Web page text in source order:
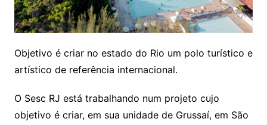
Objetivo é criar no estado do Rio um polo turístico e
artístico de referência internacional.
O Sesc RJ está trabalhando num projeto cujo
objetivo é criar, em sua unidade de Grussaí, em São